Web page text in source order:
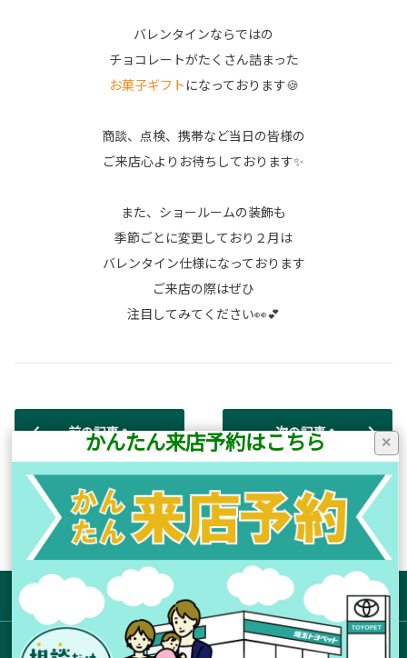
バレンタインならではの
チョコレートがたくさん詰まった
お菓子ギフト になっております🍪
商談、点検、携帯など当日の皆様の
ご来店心よりお待ちしております✨
また、ショールームの装飾も
季節ごとに変更しており２月は
バレンタイン仕様になっております
ご来店の際はぜひ
注目してみてください👀💕
前の記事へ
店舗ブログ一覧に戻る
次の記事へ
サイトマップ
×
かんたん来店予約はこちら